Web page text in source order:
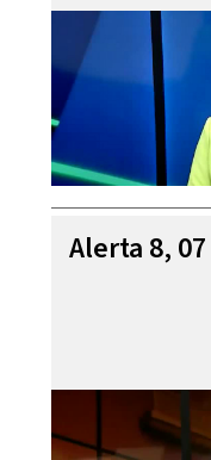
Alerta 8,